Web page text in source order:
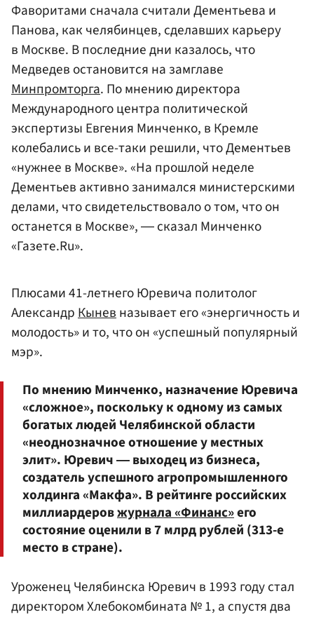
Фаворитами сначала считали Дементьева и
Панова, как челябинцев, сделавших карьеру
в Москве. В последние дни казалось, что
Медведев остановится на замглаве
Минпромторга. По мнению директора
Международного центра политической
экспертизы Евгения Минченко, в Кремле
колебались и все-таки решили, что Дементьев
«нужнее в Москве». «На прошлой неделе
Дементьев активно занимался министерскими
делами, что свидетельствовало о том, что он
останется в Москве», ― сказал Минченко
«Газете.Ru».
Плюсами 41-летнего Юревича политолог
АлександрКыневназывает его «энергичность и
молодость» и то, что он «успешный популярный
мэр».
По мнению Минченко, назначение Юревича
«сложное», поскольку к одному из самых
богатых людей Челябинской области
«неоднозначное отношение у местных
элит». Юревич ― выходец из бизнеса,
создатель успешного агропромышленного
холдинга «Макфа». В рейтинге российских
миллиардеровжурнала «Финанс»его
состояние оценили в 7 млрд рублей (313-е
место в стране).
Уроженец Челябинска Юревич в 1993 году стал
директором Хлебокомбината № 1, а спустя два